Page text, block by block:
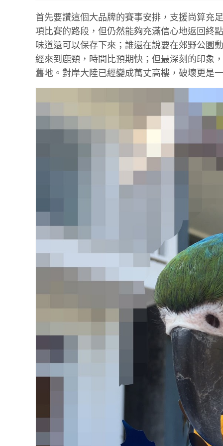
首先要讚這個大品牌的賽事安排，支援尚算充
項比賽的路段，但仍然能夠充滿信心地返回終
味道還可以保存下來；誰還在說要在郊野公園
經來到鹿頸，時間比預期快；但最深刻的印象
舊地。對岸大陸已經變成萬丈高樓，破壞更是